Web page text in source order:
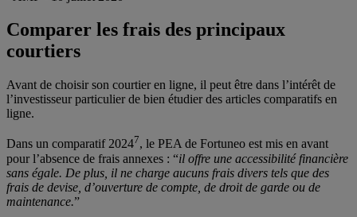
Comparer les frais des principaux
courtiers
Avant de choisir son courtier en ligne, il peut être dans l’intérêt de
l’investisseur particulier de bien étudier des articles comparatifs en
ligne.
Dans un comparatif 20247, le PEA de Fortuneo est mis en avant
pour l’absence de frais annexes : “il offre une accessibilité financière
sans égale. De plus, il ne charge aucuns frais divers tels que des
frais de devise, d’ouverture de compte, de droit de garde ou de
maintenance.”